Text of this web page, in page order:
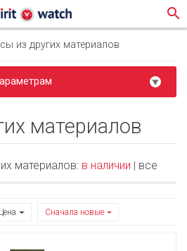
search
из других материалов
материалов
материалов: в наличии все
Сначала новые